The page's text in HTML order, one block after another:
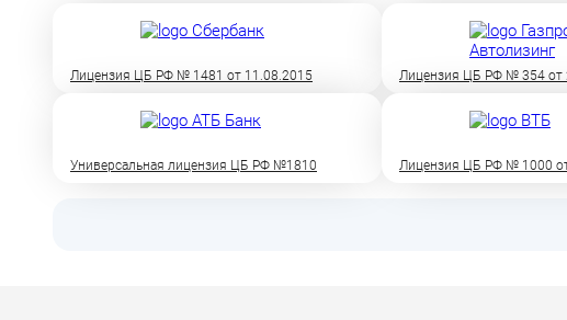
Лицензия ЦБ РФ № 1481 от 11.08.2015 Лицензия ЦБ РФ № 354 от
Универсальная лицензия ЦБ РФ №1810 Лицензия ЦБ РФ № 1000